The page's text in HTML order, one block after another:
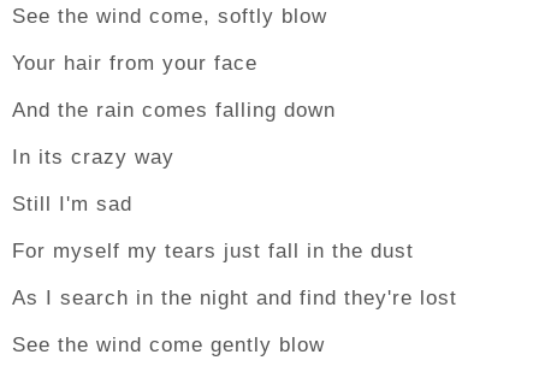
See the wind come, softly blow
Your hair from your face
And the rain comes falling down
In its crazy way
Still I'm sad
For myself my tears just fall in the dust
As I search in the night and find they're lost
See the wind come gently blow